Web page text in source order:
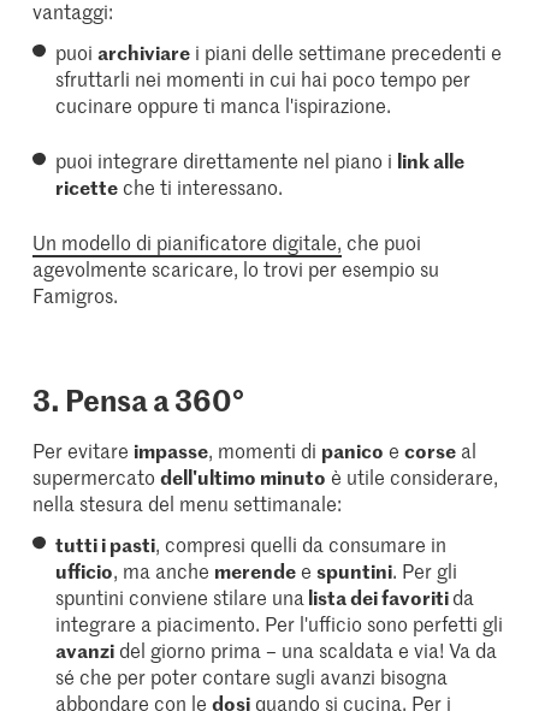
vantaggi:
puoiarchiviare i piani delle settimane precedenti e
sfruttarli nei momenti in cui hai poco tempo per
cucinare oppure ti manca l'ispirazione.
puoi integrare direttamente nel piano i link alle
ricetteche ti interessano.
Un modello di pianificatore digitale, che puoi
agevolmente scaricare, lo trovi per esempio su
Famigros.
3. Pensa a 360°
Per evitare impasse, momenti di panico ecorse al
supermercatodell'ultimo minuto è utile considerare,
nella stesura del menu settimanale:
tutti i pasti, compresi quelli da consumare in
ufficio, ma anche merendeespuntini. Per gli
spuntini conviene stilare unalista dei favoritida
integrare a piacimento. Per l'ufficio sono perfetti gli
avanzi del giorno prima – una scaldata e via! Va da
sé che per poter contare sugli avanzi bisogna
abbondare con ledosi quando si cucina. Per i